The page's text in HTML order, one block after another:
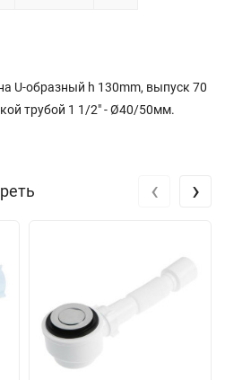
U-образный h 130mm, выпуск 70
трубой 1 1/2" - Ø40/50мм.
‹ ›